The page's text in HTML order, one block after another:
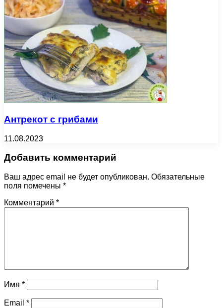
Антрекот с грибами
11.08.2023
Добавить комментарий
Ваш адрес email не будет опубликован. Обязательные
поля помечены *
Комментарий *
Имя *
Email *